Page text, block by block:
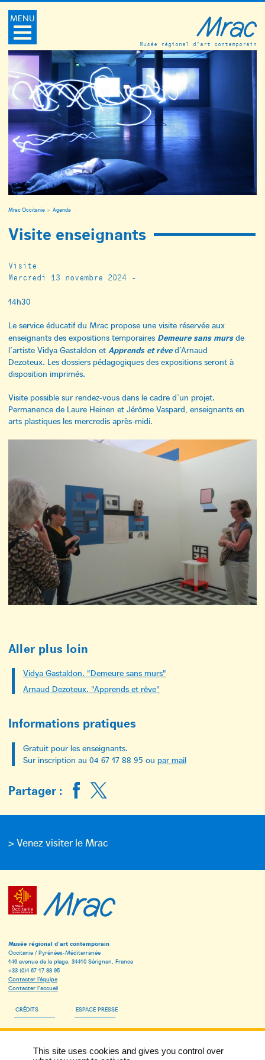
MENU
Musée régional d’art contemporain
Mrac Occitanie Agenda
Visite enseignants
Visite
Mercredi 13 novembre 2024 -
14h30
Le service éducatif du Mrac propose une visite réservée aux
enseignants des expositions temporaires Demeure sans murs de
l’artiste Vidya Gastaldon et Apprends et rêve d’Arnaud
Dezoteux. Les dossiers pédagogiques des expositions seront à
disposition imprimés.
Visite possible sur rendez-vous dans le cadre d’un projet.
Permanence de Laure Heinen et Jérôme Vaspard, enseignants en
arts plastiques les mercredis après-midi.
Aller plus loin
Vidya Gastaldon. "Demeure sans murs"
Arnaud Dezoteux. "Apprends et rêve"
Informations pratiques
Gratuit pour les enseignants.
Sur inscription au 04 67 17 88 95 ou par mail
Partager :
> Venez visiter le Mrac
Musée régional d’art contemporain
Occitanie / Pyrénées-Méditerranée
146 avenue de la plage, 34410 Sérignan, France
+33 (0)4 67 17 88 95
Contacter l’équipe
Contacter l’accueil
CRÉDITS ESPACE PRESSE
ESPACE PÉDAGOGIQUE
INSCRIVEZ-VOUS À LA NEWSLETTER DU MRAC
This site uses cookies and gives you control over